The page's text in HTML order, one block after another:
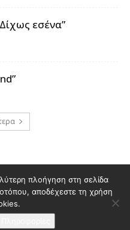
εσένα”
Magazino
Προσωπικών Δεδομένων
idees creative marketing
πλοήγηση στη σελίδα
αποδέχεστε τη χρήση